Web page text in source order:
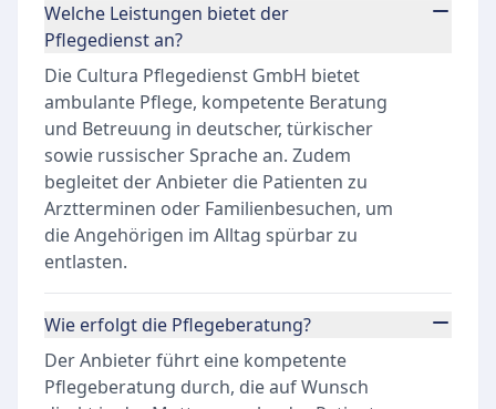
Welche Leistungen bietet der
Pflegedienst an?
Die Cultura Pflegedienst GmbH bietet
ambulante Pflege, kompetente Beratung
und Betreuung in deutscher, türkischer
sowie russischer Sprache an. Zudem
begleitet der Anbieter die Patienten zu
Arztterminen oder Familienbesuchen, um
die Angehörigen im Alltag spürbar zu
entlasten.
Wie erfolgt die Pflegeberatung?
Der Anbieter führt eine kompetente
Pflegeberatung durch, die auf Wunsch